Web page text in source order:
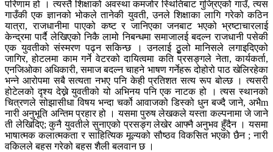
परिणाम हो । त्यस्तै शिक्षाको अवस्था कमजोर स्थितिबाट गुज्रिएको गाउँ, त्यस
गाउँकी एक ज्ञानको भोकले तानेकी युवती, उनले शिक्षाका लागि गरेको कठिन
यात्रा, राजधानीमा पाएको कष्ट र जानिएका जनबाट भएको भ्रष्टाचारलाई
केन्द्रमा पार्दै लेखिएको निकै लामो निबन्धमा समाजालई बदल्न राजधानी पसेकी
एक युवतीको संस्मरण पढ्न सकिन्छ । उनलाई ठृुलो मानिसले लगाइदिएको
जागिर, होटलमा काम गर्ने वेटरको दायित्वमा कति प्रसङ्गले नेता, कार्यकर्ता,
एनजिओका अधिकारी, समाज बदल्न चाहने भाषण गर्नेहरू दोहोरो पाठ खेलिरहेका
भन्ने आरोपमा सबै सत्यता नभए पनि केही प्रतिशत सत्य रूप बोल्छ । त्यसरी
होटेलको दृश्य देख्ने युवतीको यो अभिनय पनि एक नाटक हो । त्यस स्थानको
चित्रणले सोझासीधा विषय भन्दा चर्को आवाजको डिस्को धुन बज्दै जाने, अभैm
नारी अनुभूति अन्तिम प्रहार हो । यसमा पुरुष लेखकले यस्ता कल्पनामा जे जाने
ती लेखिदिए; कुनै युवतीले सुनाएको प्रसङ्ग लेखेर आफ्नै अनुभव हुँदैन । यसमा
भाषात्मक कलात्मकता र साहित्यिक मूल्यको सौष्ठव विकसित भएको छैन ; नारी
वकिलले बहस गरेको बहस शैली बलवान छ ।